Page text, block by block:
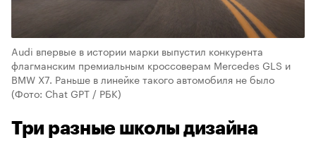
Audi впервые в истории марки выпустил конкурента
флагманским премиальным кроссоверам Mercedes GLS и
BMW X7. Раньше в линейке такого автомобиля не было
(Фото: Chat GPT / РБК)
Три разные школы дизайна